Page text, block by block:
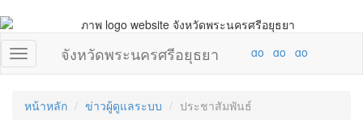
จังหวัดพระนครศรีอยุธยา
หน้าหลัก ข่าวผู้ดูแลระบบ ประชาสัมพันธ์